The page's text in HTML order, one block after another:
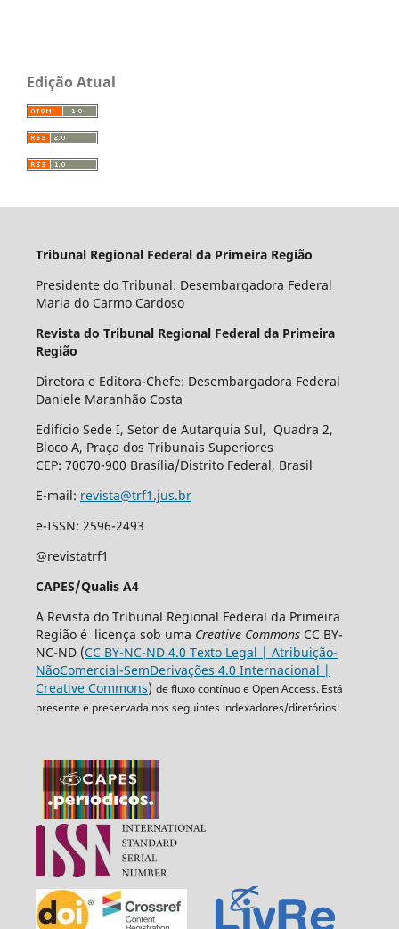
Edição Atual
Tribunal Regional Federal da Primeira Região
Presidente do Tribunal: Desembargadora Federal
Maria do Carmo Cardoso
Revista do Tribunal Regional Federal da Primeira
Região
Diretora e Editora-Chefe: Desembargadora Federal
Daniele Maranhão Costa
Edifício Sede I, Setor de Autarquia Sul, Quadra 2,
Bloco A, Praça dos Tribunais Superiores
CEP: 70070-900 Brasília/Distrito Federal, Brasil
E-mail: revista@trf1.jus.br
e-ISSN: 2596-2493
@revistatrf1
CAPES/Qualis A4
A Revista do Tribunal Regional Federal da Primeira
Região é licença sob uma Creative CommonsCC BY-
NC-ND (CC BY-NC-ND 4.0 Texto Legal | Atribuição-
NãoComercial-SemDerivações 4.0 Internacional |
Creative Commons) de fluxo contínuo e Open Access. Está
presente e preservada nos seguintes indexadores/diretórios: